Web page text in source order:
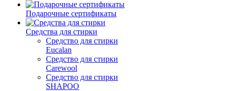
Подарочные сертификаты
Средства для стирки
Средство для стирки
Eucalan
Средство для стирки
Carewool
Средство для стирки
SHAPOO